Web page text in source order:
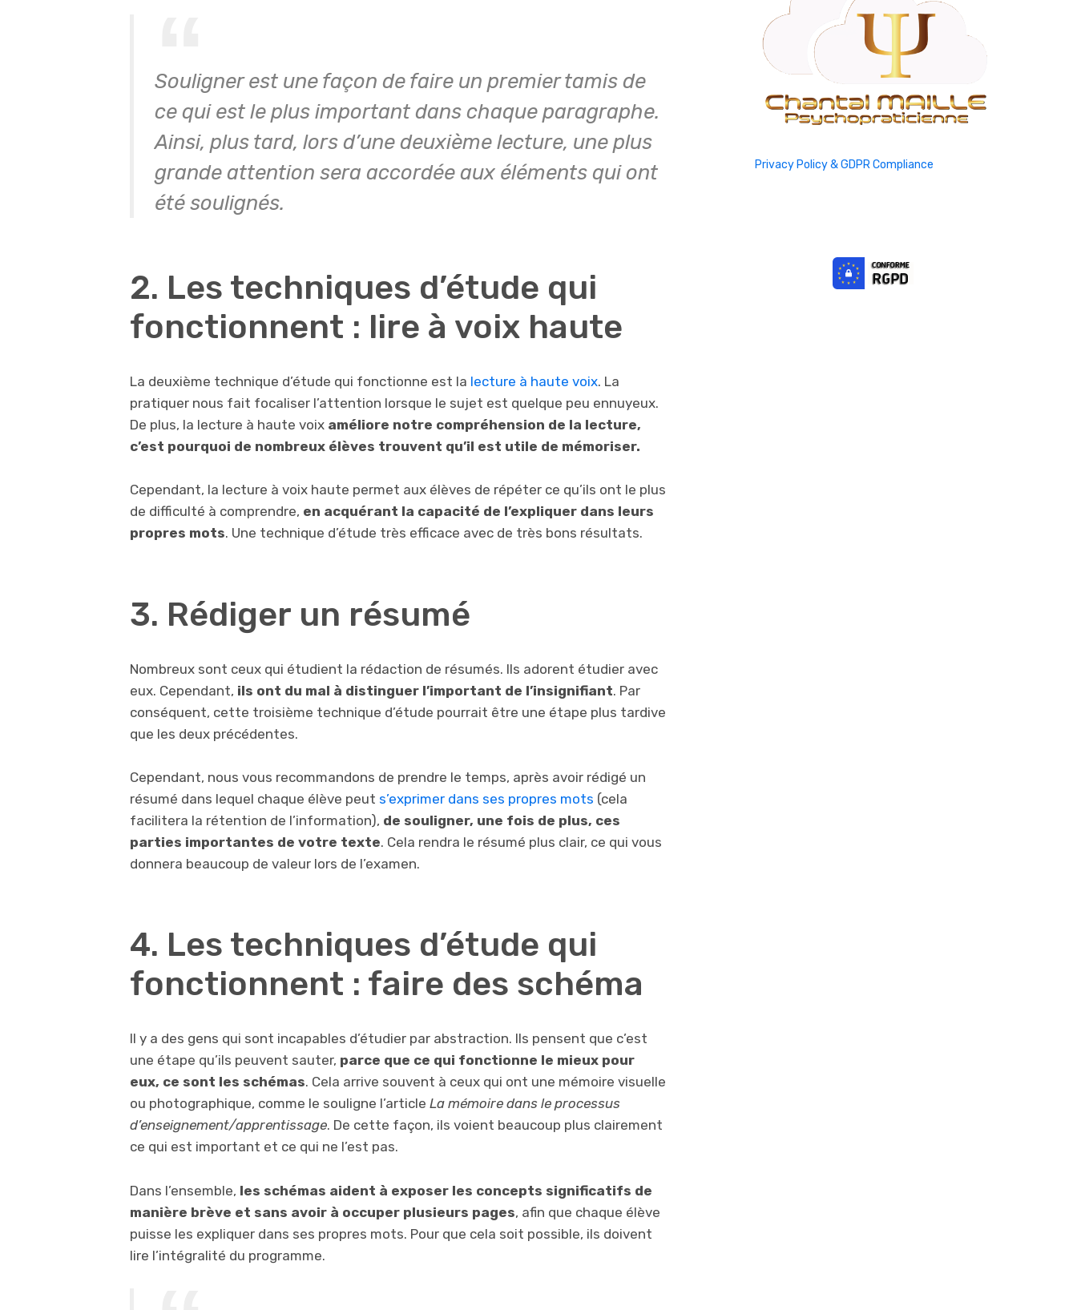
Souligner est une façon de faire un premier tamis de
ce qui est le plus important dans chaque paragraphe.
Ainsi, plus tard, lors d’une deuxième lecture, une plus
grande attention sera accordée aux éléments qui ont
été soulignés.
2. Les techniques d’étude qui
fonctionnent : lire à voix haute
La deuxième technique d’étude qui fonctionne est la lecture à haute voix. La
pratiquer nous fait focaliser l’attention lorsque le sujet est quelque peu ennuyeux.
De plus, la lecture à haute voix améliore notre compréhension de la lecture,
c’est pourquoi de nombreux élèves trouvent qu’il est utile de mémoriser.
Cependant, la lecture à voix haute permet aux élèves de répéter ce qu’ils ont le plus
de difficulté à comprendre, en acquérant la capacité de l’expliquer dans leurs
propres mots. Une technique d’étude très efficace avec de très bons résultats.
3. Rédiger un résumé
Nombreux sont ceux qui étudient la rédaction de résumés. Ils adorent étudier avec
eux. Cependant, ils ont du mal à distinguer l’important de l’insignifiant. Par
conséquent, cette troisième technique d’étude pourrait être une étape plus tardive
que les deux précédentes.
Cependant, nous vous recommandons de prendre le temps, après avoir rédigé un
résumé dans lequel chaque élève peut s’exprimer dans ses propres mots (cela
facilitera la rétention de l’information), de souligner, une fois de plus, ces
parties importantes de votre texte. Cela rendra le résumé plus clair, ce qui vous
donnera beaucoup de valeur lors de l’examen.
4. Les techniques d’étude qui
fonctionnent : faire des schéma
Il y a des gens qui sont incapables d’étudier par abstraction. Ils pensent que c’est
une étape qu’ils peuvent sauter, parce que ce qui fonctionne le mieux pour
eux, ce sont les schémas. Cela arrive souvent à ceux qui ont une mémoire visuelle
ou photographique, comme le souligne l’article La mémoire dans le processus
d’enseignement/apprentissage. De cette façon, ils voient beaucoup plus clairement
ce qui est important et ce qui ne l’est pas.
Dans l’ensemble, les schémas aident à exposer les concepts significatifs de
manière brève et sans avoir à occuper plusieurs pages, afin que chaque élève
puisse les expliquer dans ses propres mots. Pour que cela soit possible, ils doivent
lire l’intégralité du programme.
Privacy Policy & GDPR Compliance